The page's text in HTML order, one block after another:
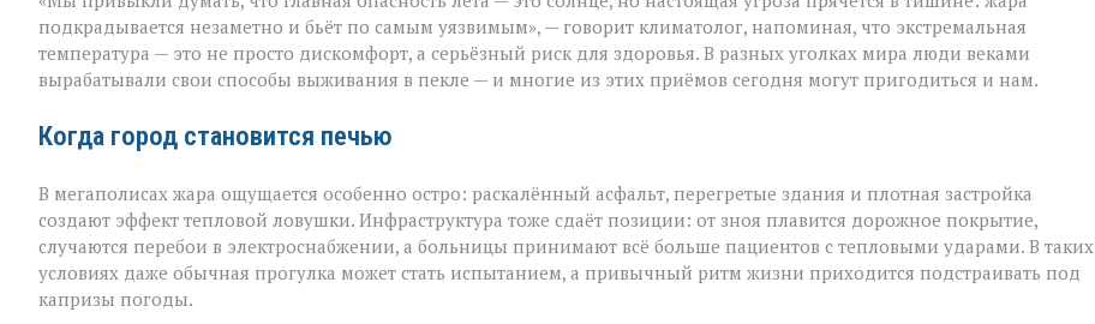
просит
разрешения — она
просто
приходит»
подкрадывается незаметно и бьёт по самым уязвимым», — говорит климатолог, напоминая, что экстремальная
температура — это не просто дискомфорт, а серьёзный риск для здоровья. В разных уголках мира люди веками
вырабатывали свои способы выживания в пекле — и многие из этих приёмов сегодня могут пригодиться и нам.
Когда город становится печью
В мегаполисах жара ощущается особенно остро: раскалённый асфальт, перегретые здания и плотная застройка
создают эффект тепловой ловушки. Инфраструктура тоже сдаёт позиции: от зноя плавится дорожное покрытие,
случаются перебои в электроснабжении, а больницы принимают всё больше пациентов с тепловыми ударами. В таких
условиях даже обычная прогулка может стать испытанием, а привычный ритм жизни приходится подстраивать под
капризы погоды.